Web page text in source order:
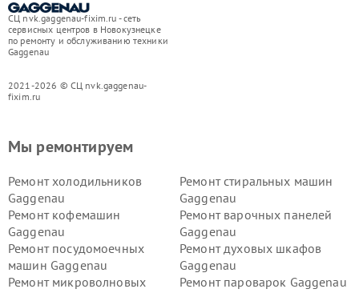
СЦ nvk.gaggenau-fixim.ru - сеть
сервисных центров в Новокузнецке
по ремонту и обслуживанию техники
Gaggenau
2021-2026 © СЦ nvk.gaggenau-
fixim.ru
Мы ремонтируем
Ремонт холодильников
Gaggenau
Ремонт стиральных машин
Gaggenau
Ремонт кофемашин
Gaggenau
Ремонт варочных панелей
Gaggenau
Ремонт посудомоечных
машин Gaggenau
Ремонт духовых шкафов
Gaggenau
Ремонт микроволновых
Ремонт пароварок Gaggenau